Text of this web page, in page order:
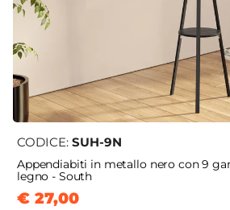
CODICE: SUH-9N
Appendiabiti in metallo nero con 9
legno - South
€ 27,00